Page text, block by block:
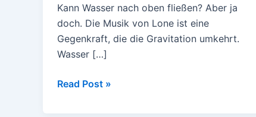
Kann Wasser nach oben fließen? Aber ja
doch. Die Musik von Lone ist eine
Gegenkraft, die die Gravitation umkehrt.
Wasser […]
Lone
Read Post »